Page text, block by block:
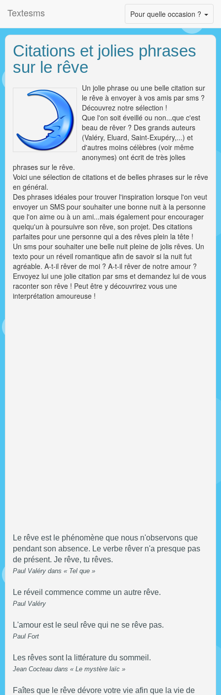
Toggle
navigation
Pour quelle occasion ?
Textesms
Citations et jolies phrases
sur le rêve
Un jolie phrase ou une belle citation sur
le rêve à envoyer à vos amis par sms ?
Découvrez notre sélection !
Que l'on soit éveillé ou non...que c'est
beau de rêver ? Des grands auteurs
(Valéry, Eluard, Saint-Exupéry,...) et
d'autres moins célèbres (voir même
anonymes) ont écrit de très jolies
phrases sur le rêve.
Voici une sélection de citations et de belles phrases sur le rêve
en général.
Des phrases idéales pour trouver l'inspiration lorsque l'on veut
envoyer un SMS pour souhaiter une bonne nuit à la personne
que l'on aime ou à un ami...mais également pour encourager
quelqu'un à poursuivre son rêve, son projet. Des citations
parfaites pour une personne qui a des rêves plein la tête !
Un sms pour souhaiter une belle nuit pleine de jolis rêves. Un
texto pour un réveil romantique afin de savoir si la nuit fut
agréable. A-t-il rêver de moi ? A-t-il rêver de notre amour ?
Envoyez lui une jolie citation par sms et demandez lui de vous
raconter son rêve ! Peut être y découvrirez vous une
interprétation amoureuse !
Le rêve est le phénomène que nous n'observons que
pendant son absence. Le verbe rêver n'a presque pas
de présent. Je rêve, tu rêves.
Paul Valéry dans « Tel que »
Le réveil commence comme un autre rêve.
Paul Valéry
L'amour est le seul rêve qui ne se rêve pas.
Paul Fort
Les rêves sont la littérature du sommeil.
Jean Cocteau dans « Le mystère laïc »
Faîtes que le rêve dévore votre vie afin que la vie de